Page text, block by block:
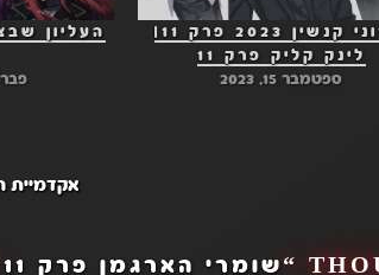
רורוני קנשין 2023 פרק 11|
לינק קליק פרק 11
ספטמבר 15, 2023
פברואר
אקדמיית
שומרי הארגמן פרק 11